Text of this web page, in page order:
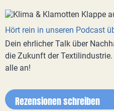
Hört rein in unseren Podcast
Dein ehrlicher Talk über
die Zukunft der
alle an!
Rezensionen schreiben